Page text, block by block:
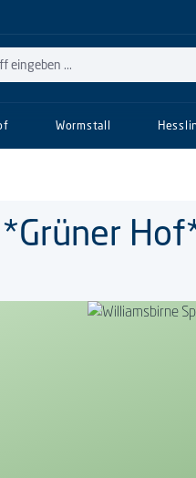
Wormstall